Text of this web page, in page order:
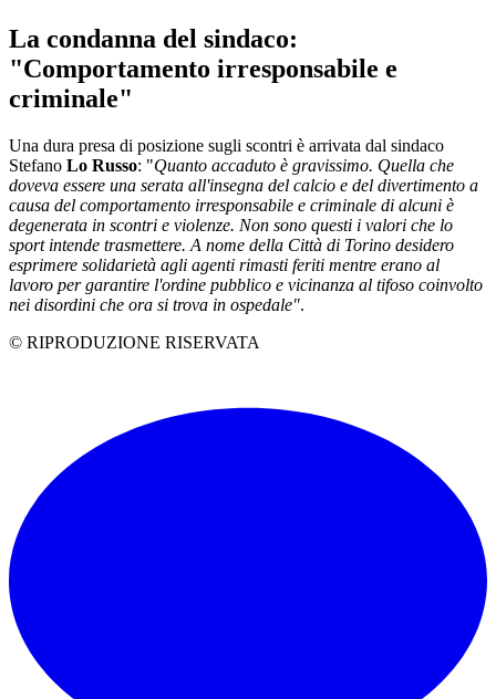
La condanna del sindaco:
"Comportamento irresponsabile e
criminale"
Una dura presa di posizione sugli scontri è arrivata dal sindaco
Stefano Lo Russo: "Quanto accaduto è gravissimo. Quella che
doveva essere una serata all'insegna del calcio e del divertimento a
causa del comportamento irresponsabile e criminale di alcuni è
degenerata in scontri e violenze. Non sono questi i valori che lo
sport intende trasmettere. A nome della Città di Torino desidero
esprimere solidarietà agli agenti rimasti feriti mentre erano al
lavoro per garantire l'ordine pubblico e vicinanza al tifoso coinvolto
nei disordini che ora si trova in ospedale".
© RIPRODUZIONE RISERVATA